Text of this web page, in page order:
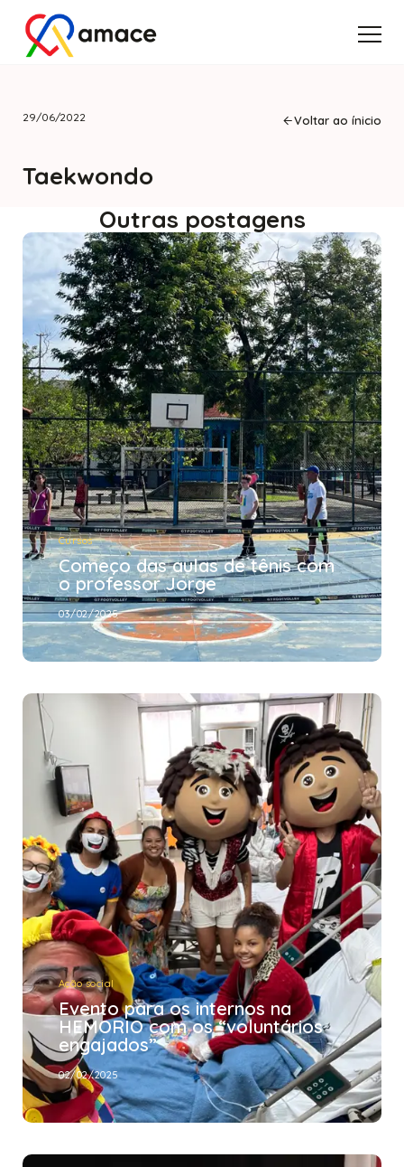
29/06/2022 Voltar ao ínicio
Taekwondo
Outras postagens
Cursos
Começo das aulas de tênis com
o professor Jorge
03/02/2025
Cursos
Começo das aulas de tênis com
o professor Jorge
03/02/2025
Ação social
Evento para os internos na
HEMORIO com os “voluntários
engajados”
02/02/2025
Ação social
Evento para os internos na
HEMORIO com os “voluntários
engajados”
02/02/2025